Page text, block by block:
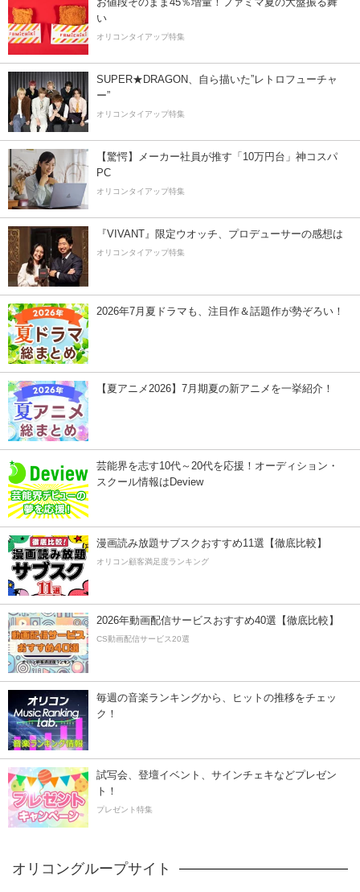
い
オリコンタイアップ特集
SUPER★DRAGON、自ら描いた”レトロフューチャ
ー”
オリコンタイアップ特集
【驚愕】メーカー社員が推す「10万円台」神コスパ
PC
オリコンタイアップ特集
『VIVANT』限定ウオッチ、プロデューサーの感想は
オリコンタイアップ特集
2026年7月夏ドラマも、注目作＆話題作が勢ぞろい！
【夏アニメ2026】7月期夏の新アニメを一挙紹介！
芸能界を志す10代～20代を応援！オーディション・
スクール情報はDeview
漫画読み放題サブスクおすすめ11選【徹底比較】
オリコン顧客満足度ランキング
2026年動画配信サービスおすすめ40選【徹底比較】
CS動画配信サービス20選
毎週の音楽ランキングから、ヒットの推移をチェッ
ク！
試写会、登壇イベント、サインチェキなどプレゼン
ト！
プレゼント特集
オリコングループサイト